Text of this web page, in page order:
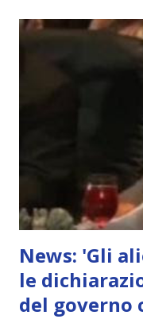
News: 'Gli
le
del governo